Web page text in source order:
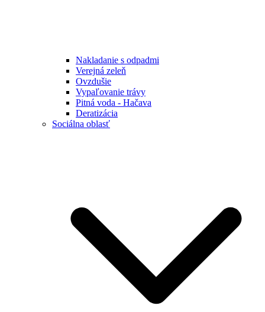
Nakladanie s odpadmi
Verejná zeleň
Ovzdušie
Vypaľovanie trávy
Pitná voda - Hačava
Deratizácia
Sociálna oblasť